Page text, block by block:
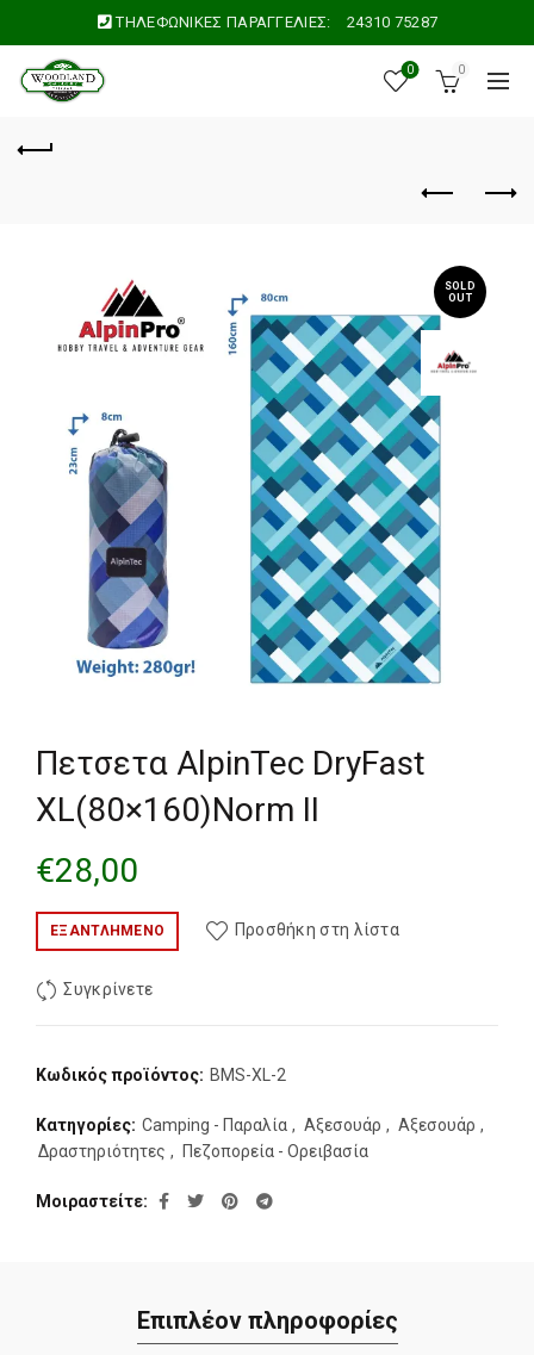
ΤΗΛΕΦΩΝΙΚΕΣ ΠΑΡΑΓΓΕΛΙΕΣ: 24310 75287
0 0
SOLD
OUT
Πετσετα AlpinTec DryFast
XL(80×160)Norm II
€28,00
ΕΞΑΝΤΛΗΜΈΝΟ Προσθήκη στη λίστα
Συγκρίνετε
Κωδικός προϊόντος: BMS-XL-2
Κατηγορίες: Camping - Παραλία , Αξεσουάρ , Αξεσουάρ ,
Δραστηριότητες , Πεζοπορεία - Ορειβασία
Μοιραστείτε
Επιπλέον πληροφορίες